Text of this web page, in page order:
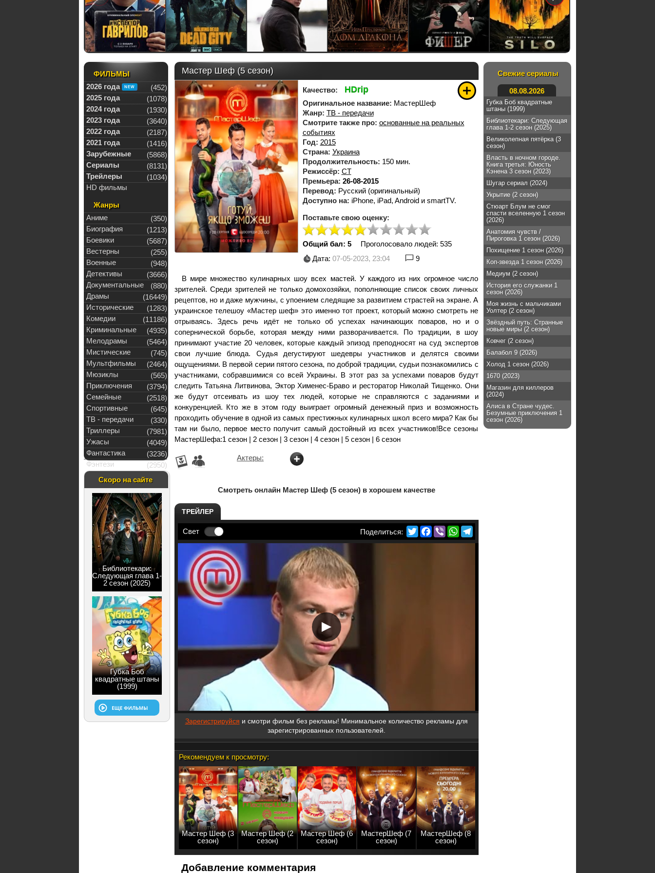
Мастер Шеф (5 сезон)
Качество: HDrip
Оригинальное название: МастерШеф
Жанр: ТВ - передачи
Смотрите также про: основанные на реальных
событиях
Год: 2015
Страна: Украина
Продолжительность: 150 мин.
Режиссёр: СТ
Премьера: 26-08-2015
Перевод: Русский (оригинальный)
Доступно на: iPhone, iPad, Android и smartTV.
Поставьте свою оценку:
Общий бал: 5 Проголосовало людей: 535
Дата: 07-05-2023, 23:04 9
В мире множество кулинарных шоу всех мастей. У каждого из них огромное число
зрителей. Среди зрителей не только домохозяйки, пополняющие список своих личных
рецептов, но и даже мужчины, с упоением следящие за развитием страстей на экране. А
украинское телешоу «Мастер шеф» это именно тот проект, который можно смотреть не
отрываясь. Здесь речь идёт не только об успехах начинающих поваров, но и о
сопернической борьбе, которая между ними разворачивается. По традиции, в шоу
принимают участие 20 человек, которые каждый эпизод преподносят на суд экспертов
свои лучшие блюда. Судья дегустируют шедевры участников и делятся своими
ощущениями. В первой серии пятого сезона, по доброй традиции, судьи познакомились с
участниками, собравшимися со всей Украины. В этот раз за успехами поваров будут
следить Татьяна Литвинова, Эктор Хименес-Браво и ресторатор Николай Тищенко. Они
же будут отсеивать из шоу тех людей, которые не справляются с заданиями и
конкуренцией. Кто же в этом году выиграет огромный денежный приз и возможность
проходить обучение в одной из самых престижных кулинарных школ всего мира? Как бы
там ни было, первое место получит самый достойный из всех участников!Все сезоны
МастерШефа:1 сезон | 2 сезон | 3 сезон | 4 сезон | 5 сезон | 6 сезон
Актеры:
Смотреть онлайн Мастер Шеф (5 сезон) в хорошем качестве
ТРЕЙЛЕР
Свет TwitterFacebook
ViberWhatsApp
Telegram
Зарегистрируйся и смотри фильм без рекламы! Минимальное количество рекламы для
зарегистрированных пользователей.
Рекомендуем к просмотру:
Мастер Шеф (3
сезон)
Мастер Шеф (2
сезон)
Мастер Шеф (6
сезон)
МастерШеф (7
сезон)
МастерШеф (8
сезон)
Добавление комментария
ФИЛЬМЫ
2026 года
(452)
2025 года
(1078)
2024 года
(1930)
2023 года
(3640)
2022 года
(2187)
2021 года
(1416)
Зарубежные
(5868)
Сериалы
(8131)
Трейлеры
(1034)
HD фильмы
Жанры
Аниме
(350)
Биография
(1213)
Боевики
(5687)
Вестерны
(255)
Военные
(948)
Детективы
(3666)
Документальные
(880)
Драмы
(16449)
Исторические
(1283)
Комедии
(11186)
Криминальные
(4935)
Мелодрамы
(5464)
Мистические
(745)
Мультфильмы
(2464)
Мюзиклы
(565)
Приключения
(3794)
Семейные
(2518)
Спортивные
(645)
ТВ - передачи
(330)
Триллеры
(7981)
Ужасы
(4049)
Фантастика
(3236)
Фэнтези
(2950)
Скоро на сайте
Библиотекари:
Следующая глава 1-
2 сезон (2025)
Губка Боб
квадратные штаны
(1999)
Свежие сериалы
08.08.2026
Губка Боб квадратные
штаны (1999)
Библиотекари: Следующая
глава 1-2 сезон (2025)
Великолепная пятёрка (3
сезон)
Власть в ночном городе.
Книга третья: Юность
Кэнена 3 сезон (2023)
Шугар сериал (2024)
Укрытие (2 сезон)
Стюарт Блум не смог
спасти вселенную 1 сезон
(2026)
Анатомия чувств /
Пироговка 1 сезон (2026)
Похищение 1 сезон (2026)
Коп-звезда 1 сезон (2026)
Медиум (2 сезон)
История его служанки 1
сезон (2026)
Моя жизнь с мальчиками
Уолтер (2 сезон)
Звёздный путь: Странные
новые миры (2 сезон)
Ковчег (2 сезон)
Балабол 9 (2026)
Холод 1 сезон (2026)
1670 (2023)
Магазин для киллеров
(2024)
Алиса в Стране чудес.
Безумные приключения 1
сезон (2026)